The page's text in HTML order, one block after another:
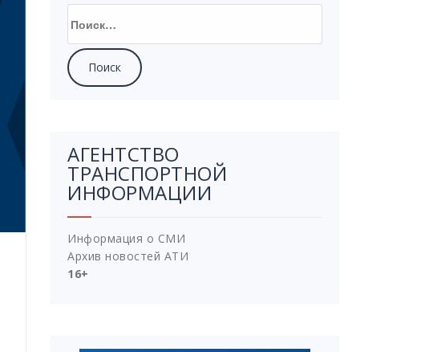
АГЕНТСТВО
ТРАНСПОРТНОЙ
ИНФОРМАЦИИ
Информация о СМИ
Архив новостей АТИ
16+